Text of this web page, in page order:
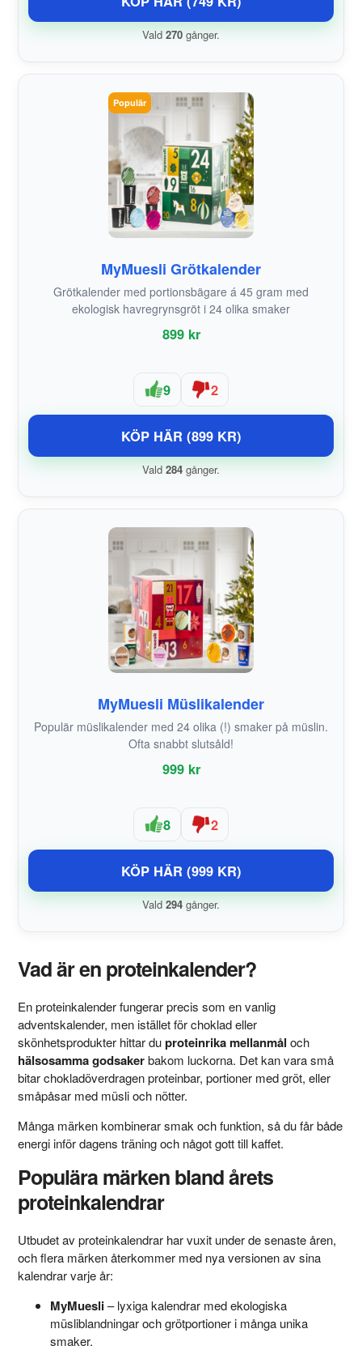
Vald 270 gånger.
Populär
MyMuesli Grötkalender
Grötkalender med portionsbägare á 45 gram med
ekologisk havregrynsgröt i 24 olika smaker
899 kr
9 2
KÖP HÄR (899 KR)
Vald 284 gånger.
MyMuesli Müslikalender
Populär müslikalender med 24 olika (!) smaker på müslin.
Ofta snabbt slutsåld!
999 kr
8 2
KÖP HÄR (999 KR)
Vald 294 gånger.
Vad är en proteinkalender?
En proteinkalender fungerar precis som en vanlig
adventskalender, men istället för choklad eller
skönhetsprodukter hittar duproteinrika mellanmål och
hälsosamma godsakerbakom luckorna. Det kan vara små
bitar chokladöverdragen proteinbar, portioner med gröt, eller
småpåsar med müsli och nötter.
Många märken kombinerar smak och funktion, så du får både
energi inför dagens träning och något gott till kaffet.
Populära märken bland årets
proteinkalendrar
Utbudet av proteinkalendrar har vuxit under de senaste åren,
och flera märken återkommer med nya versionen av sina
kalendrar varje år:
MyMuesli– lyxiga kalendrar med ekologiska
müsliblandningar och grötportioner i många unika
smaker.